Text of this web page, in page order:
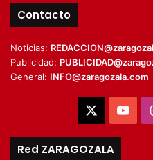
Contacto
Noticias:
Publicidad:
General: INFO@zaragozala.com
Red ZARAGOZALA